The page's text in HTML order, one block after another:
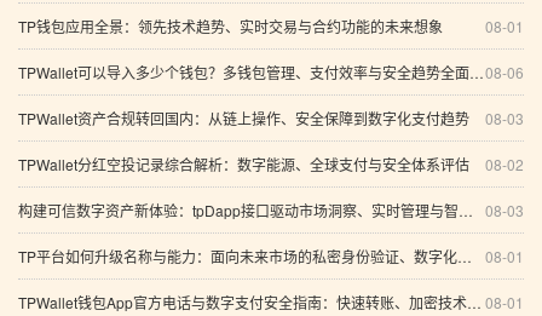
08-01
TP钱包应用全景：领先技术趋势、实时交易与合约功能的未来想象
08-06
TPWallet可以导入多少个钱包？多钱包管理、支付效率与安全趋势全面解析
08-03
TPWallet资产合规转回国内：从链上操作、安全保障到数字化支付趋势
08-02
TPWallet分红空投记录综合解析：数字能源、全球支付与安全体系评估
08-03
构建可信数字资产新体验：tpDapp接口驱动市场洞察、实时管理与智能投研
08-01
TP平台如何升级名称与能力：面向未来市场的私密身份验证、数字化金融生态与区块链支付安全标准全解析
08-01
TPWallet钱包App官方电话与数字支付安全指南：快速转账、加密技术及未来发展趋势